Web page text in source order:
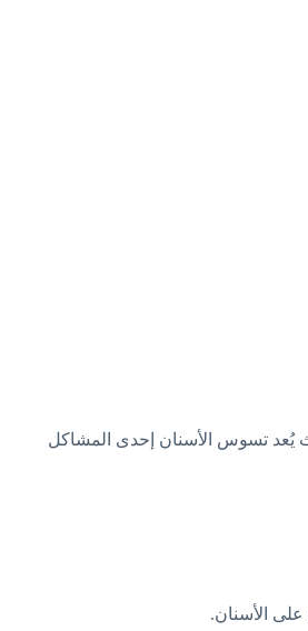
يُعد تسوس الأسنان إحدى المشاكل
الأسنان.